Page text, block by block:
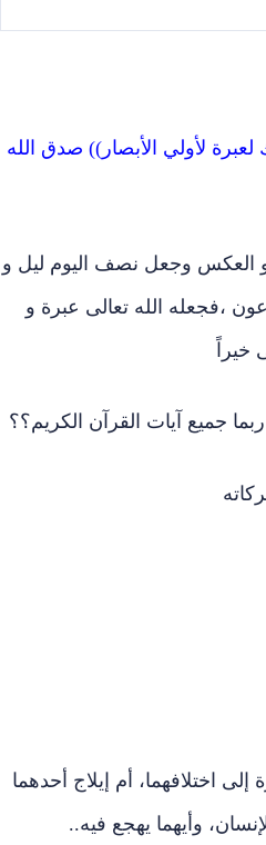
لعبرة لأولي الأبصار)) صدق الله
و العكس وجعل نصف اليوم ليل و
،فجعله الله تعالى عبرة و
خيراً
جميع آيات القرآن الكريم؟؟
اختلافهما، أم إيلاج أحدهما
وأيهما يهجع فيه..